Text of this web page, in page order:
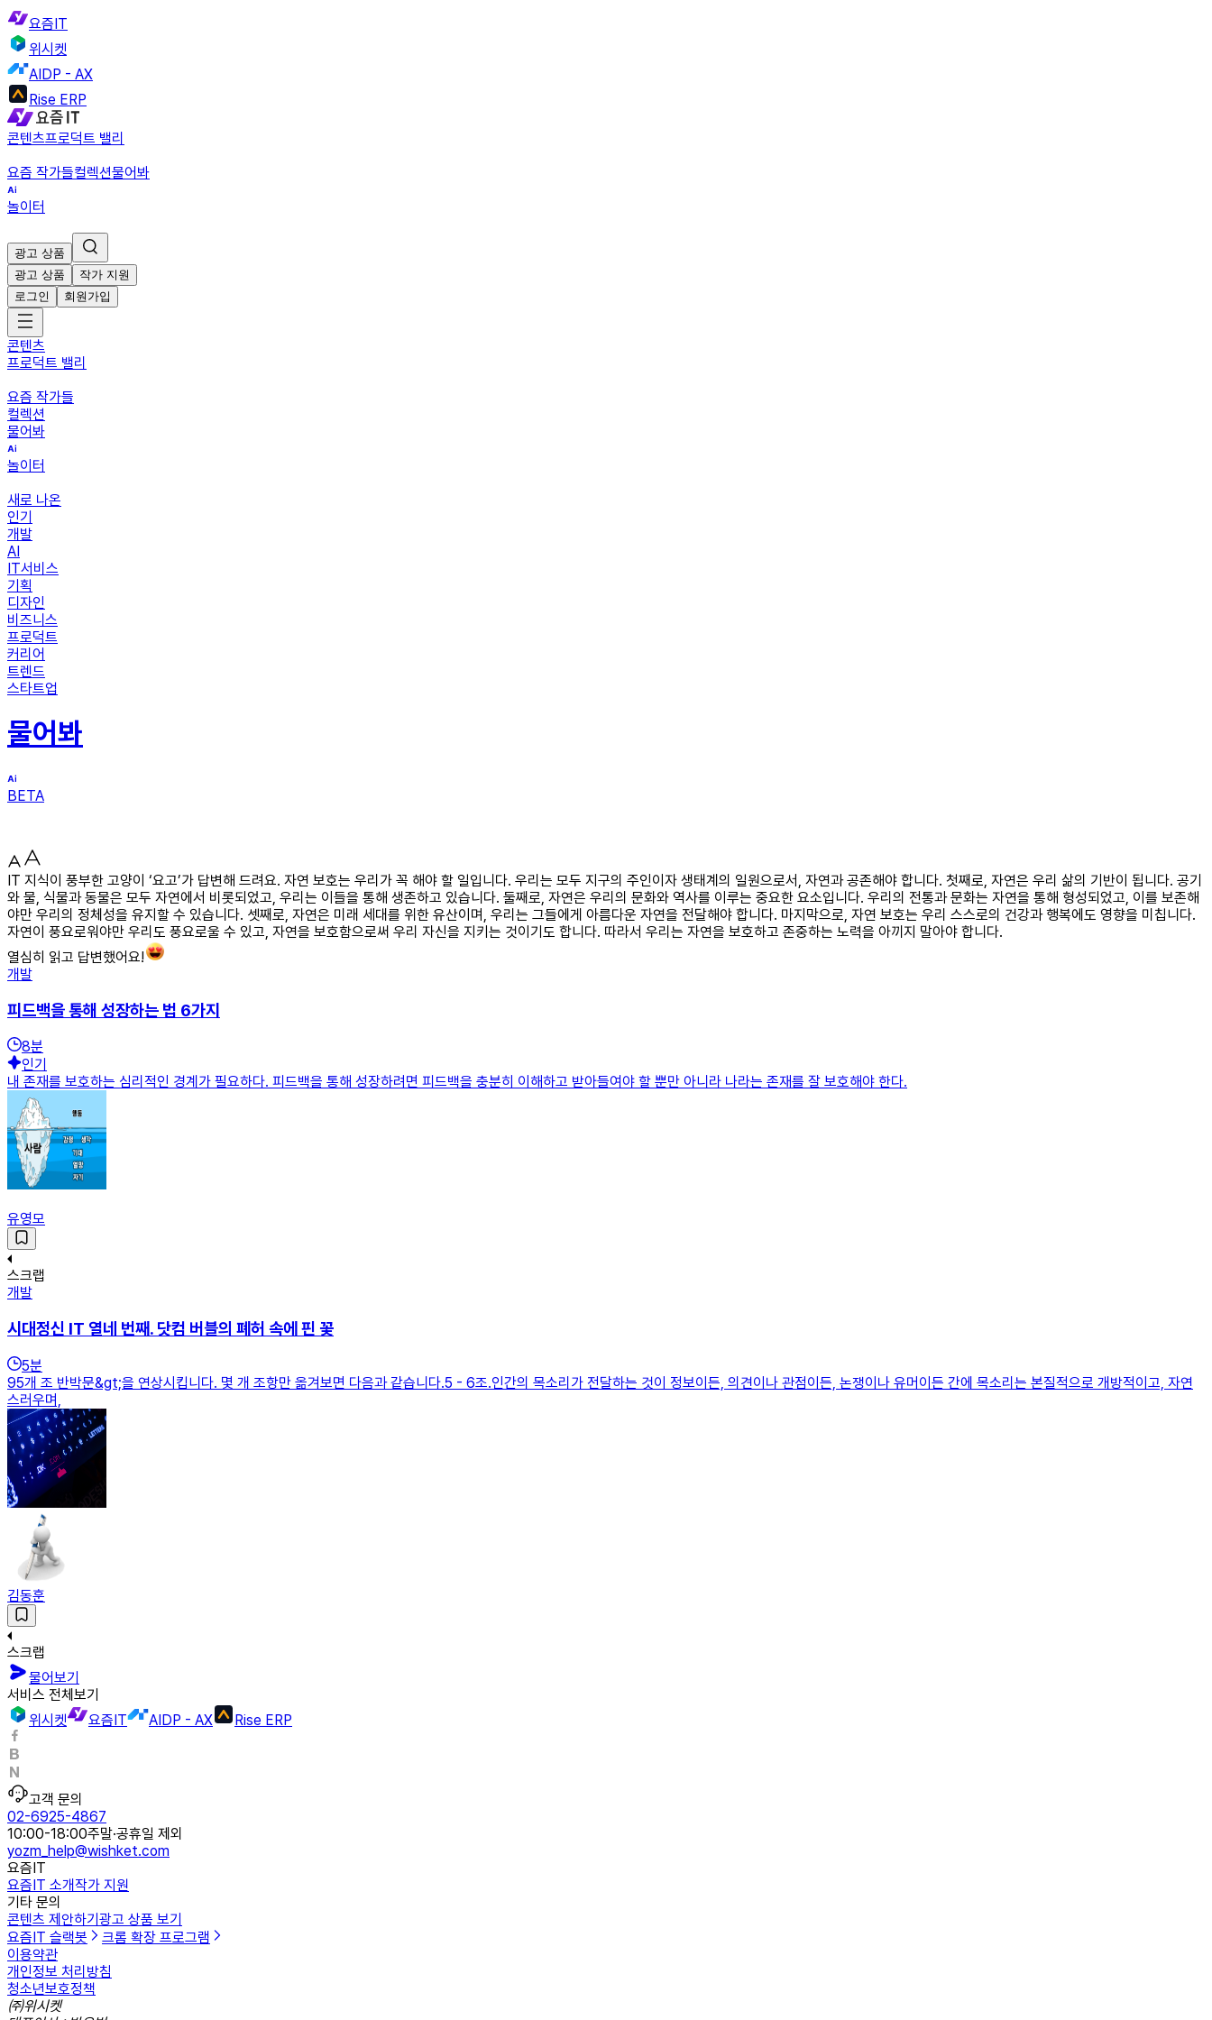
요즘IT
위시켓
AIDP - AX
Rise ERP
콘텐츠프로덕트 밸리
요즘 작가들컬렉션물어봐
놀이터
광고 상품
광고 상품
작가 지원
로그인
회원가입
콘텐츠
프로덕트 밸리
요즘 작가들
컬렉션
물어봐
놀이터
새로 나온
인기
개발
AI
IT서비스
기획
디자인
비즈니스
프로덕트
커리어
트렌드
스타트업
물어봐
BETA
IT 지식이 풍부한 고양이 ‘요고’가 답변해 드려요. 자연 보호는 우리가 꼭 해야 할 일입니다. 우리는 모두 지구의 주인이자 생태계의 일원으로서, 자연과 공존해야 합니다. 첫째로, 자연은 우리 삶의 기반이 됩니다. 공기
와 물, 식물과 동물은 모두 자연에서 비롯되었고, 우리는 이들을 통해 생존하고 있습니다. 둘째로, 자연은 우리의 문화와 역사를 이루는 중요한 요소입니다. 우리의 전통과 문화는 자연을 통해 형성되었고, 이를 보존해
야만 우리의 정체성을 유지할 수 있습니다. 셋째로, 자연은 미래 세대를 위한 유산이며, 우리는 그들에게 아름다운 자연을 전달해야 합니다. 마지막으로, 자연 보호는 우리 스스로의 건강과 행복에도 영향을 미칩니다.
자연이 풍요로워야만 우리도 풍요로울 수 있고, 자연을 보호함으로써 우리 자신을 지키는 것이기도 합니다. 따라서 우리는 자연을 보호하고 존중하는 노력을 아끼지 말아야 합니다.
열심히 읽고 답변했어요!
개발
피드백을 통해 성장하는 법 6가지
8분
인기
내 존재를 보호하는 심리적인 경계가 필요하다. 피드백을 통해 성장하려면 피드백을 충분히 이해하고 받아들여야 할 뿐만 아니라 나라는 존재를 잘 보호해야 한다.
유영모
스크랩
개발
시대정신 IT 열네 번째. 닷컴 버블의 폐허 속에 핀 꽃
5분
95개 조 반박문&gt;을 연상시킵니다. 몇 개 조항만 옮겨보면 다음과 같습니다.5 - 6조.인간의 목소리가 전달하는 것이 정보이든, 의견이나 관점이든, 논쟁이나 유머이든 간에 목소리는 본질적으로 개방적이고, 자연
스러우며,
김동훈
스크랩
물어보기
서비스 전체보기
위시켓
요즘IT AIDP - AX Rise ERP
고객 문의
02-6925-4867
10:00-18:00주말·공휴일 제외
yozm_help@wishket.com
요즘IT
요즘IT 소개작가 지원
기타 문의
콘텐츠 제안하기광고 상품 보기
요즘IT 슬랙봇
크롬 확장 프로그램
이용약관
개인정보 처리방침
청소년보호정책
㈜위시켓